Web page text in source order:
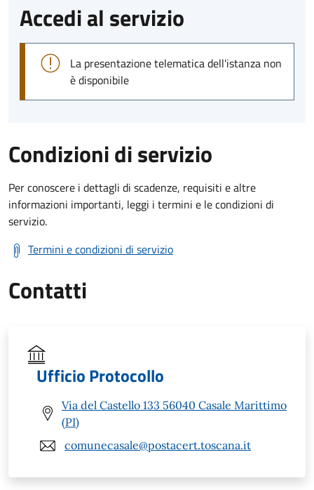
Accedi al servizio
La presentazione telematica dell'istanza non
è disponibile
Condizioni di servizio
Per conoscere i dettagli di scadenze, requisiti e altre
informazioni importanti, leggi i termini e le condizioni di
servizio.
Termini e condizioni di servizio
Contatti
Ufficio Protocollo
Via del Castello 133 56040 Casale Marittimo
(PI)
comunecasale@postacert.toscana.it